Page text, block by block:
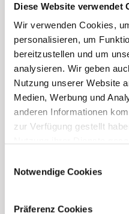
Diese Website verwendet
Wir verwenden Cookies,
personalisieren, um
bereitzustellen und um
analysieren. Wir geben
Nutzung unserer Website
Medien, Werbung und
anderen Informationen
zur Verfügung gestellt
Selection
Notwendige Cookies
Präferenz Cookies